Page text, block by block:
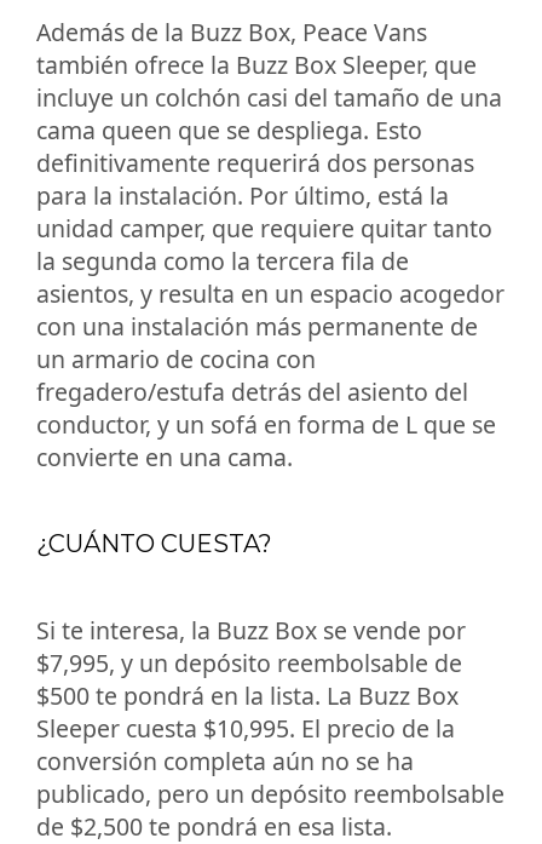
Además de la Buzz Box, Peace Vans
también ofrece la Buzz Box Sleeper, que
incluye un colchón casi del tamaño de una
cama queen que se despliega. Esto
definitivamente requerirá dos personas
para la instalación. Por último, está la
unidad camper, que requiere quitar tanto
la segunda como la tercera fila de
asientos, y resulta en un espacio acogedor
con una instalación más permanente de
un armario de cocina con
fregadero/estufa detrás del asiento del
conductor, y un sofá en forma de L que se
convierte en una cama.
¿CUÁNTO CUESTA?
Si te interesa, la Buzz Box se vende por
$7,995, y un depósito reembolsable de
$500 te pondrá en la lista. La Buzz Box
Sleeper cuesta $10,995. El precio de la
conversión completa aún no se ha
publicado, pero un depósito reembolsable
de $2,500 te pondrá en esa lista.